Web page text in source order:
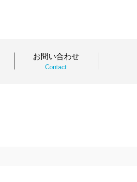
お問い合わせ
Contact